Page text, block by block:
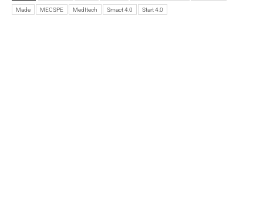
Made MECSPE MedItech Smact 4.0 Start 4.0